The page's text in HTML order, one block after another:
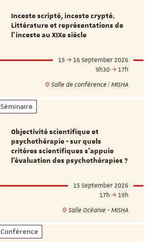
Inceste scripté, inceste crypté.
Littérature et représentations de
l’inceste au XIXe siècle
15
16 September 2026
9h30
17h
Salle de conférence | MISHA
Séminaire
Objectivité scientifique et
psychothérapie - sur quels
critères scientifiques s'appuie
l'évaluation des psychothérapies ?
15 September 2026
17h
19h
Salle Océanie - MISHA
Conférence